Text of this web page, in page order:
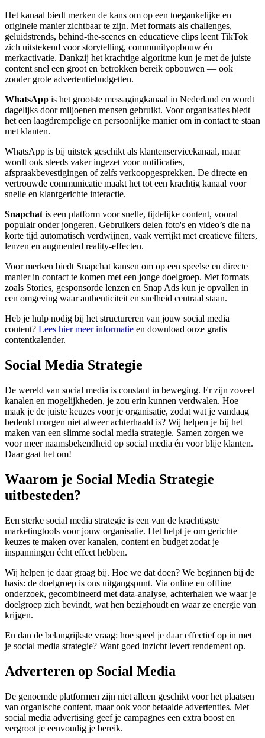
Het kanaal biedt merken de kans om op een toegankelijke en
originele manier zichtbaar te zijn. Met formats als challenges,
geluidstrends, behind-the-scenes en educatieve clips leent TikTok
zich uitstekend voor storytelling, communityopbouw én
merkactivatie. Dankzij het krachtige algoritme kun je met de juiste
content snel een groot en betrokken bereik opbouwen — ook
zonder grote advertentiebudgetten.
WhatsApp is het grootste messagingkanaal in Nederland en wordt
dagelijks door miljoenen mensen gebruikt. Voor organisaties biedt
het een laagdrempelige en persoonlijke manier om in contact te staan
met klanten.
WhatsApp is bij uitstek geschikt als klantenservicekanaal, maar
wordt ook steeds vaker ingezet voor notificaties,
afspraakbevestigingen of zelfs verkoopgesprekken. De directe en
vertrouwde communicatie maakt het tot een krachtig kanaal voor
snelle en klantgerichte interactie.
Snapchat is een platform voor snelle, tijdelijke content, vooral
populair onder jongeren. Gebruikers delen foto's en video’s die na
korte tijd automatisch verdwijnen, vaak verrijkt met creatieve filters,
lenzen en augmented reality-effecten.
Voor merken biedt Snapchat kansen om op een speelse en directe
manier in contact te komen met een jonge doelgroep. Met formats
zoals Stories, gesponsorde lenzen en Snap Ads kun je opvallen in
een omgeving waar authenticiteit en snelheid centraal staan.
Heb je hulp nodig bij het structureren van jouw social media
content? Lees hier meer informatie en download onze gratis
contentkalender.
Social Media Strategie
De wereld van social media is constant in beweging. Er zijn zoveel
kanalen en mogelijkheden, je zou erin kunnen verdwalen. Hoe
maak je de juiste keuzes voor je organisatie, zodat wat je vandaag
bedenkt morgen niet alweer achterhaald is? Wij helpen je bij het
maken van een slimme social media strategie. Samen zorgen we
voor meer naamsbekendheid op social media én voor blije klanten.
Daar gaat het om!
Waarom je Social Media Strategie
uitbesteden?
Een sterke social media strategie is een van de krachtigste
marketingtools voor jouw organisatie. Het helpt je om gerichte
keuzes te maken over kanalen, content en budget zodat je
inspanningen écht effect hebben.
Wij helpen je daar graag bij. Hoe we dat doen? We beginnen bij de
basis: de doelgroep is ons uitgangspunt. Via online en offline
onderzoek, gecombineerd met data-analyse, achterhalen we waar je
doelgroep zich bevindt, wat hen bezighoudt en waar ze energie van
krijgen.
En dan de belangrijkste vraag: hoe speel je daar effectief op in met
je social media strategie? Want goed inzicht levert rendement op.
Adverteren op Social Media
De genoemde platformen zijn niet alleen geschikt voor het plaatsen
van organische content, maar ook voor betaalde advertenties. Met
social media advertising geef je campagnes een extra boost en
vergroot je eenvoudig je bereik.